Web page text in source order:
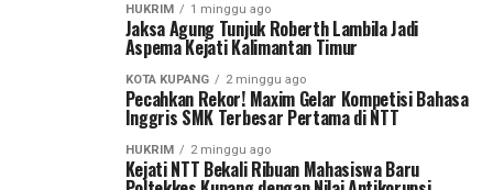
HUKRIM 1 minggu ago
Jaksa Agung Tunjuk Roberth Lambila Jadi
Aspema Kejati Kalimantan Timur
KOTA KUPANG 2 minggu ago
Pecahkan Rekor! Maxim Gelar Kompetisi Bahasa
Inggris SMK Terbesar Pertama di NTT
HUKRIM 2 minggu ago
Kejati NTT Bekali Ribuan Mahasiswa Baru